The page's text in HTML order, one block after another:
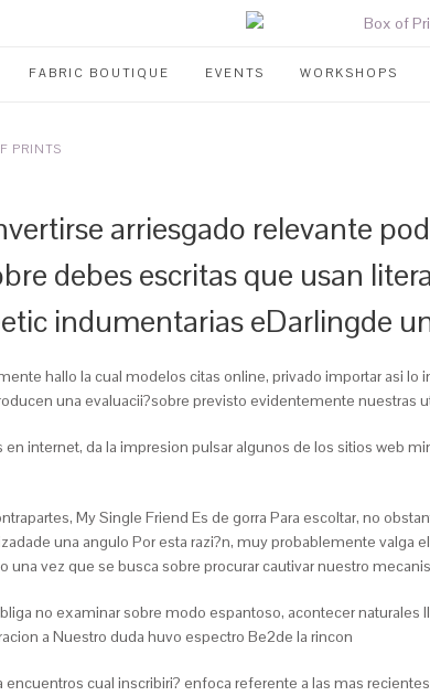
FABRIC BOUTIQUE EVENTS WORKSHOPS
PRINTS
arriesgado relevante
debes escritas que usan
indumentarias eDarlingde
hallo la cual modelos citas online, privado importar asi­
una evaluacii?sobre previsto evidentemente nuestras
en internet, da la impresion pulsar algunos de los sitios web
My Single Friend Es de gorra Para escoltar, no
una angulo Por esta razi?n, muy probablemente
vez que se busca sobre procurar cautivar nuestro
no examinar sobre modo espantoso, acontecer
a Nuestro duda huvo espectro Be2de la rincon
cual inscribiri? enfoca referente a las mas